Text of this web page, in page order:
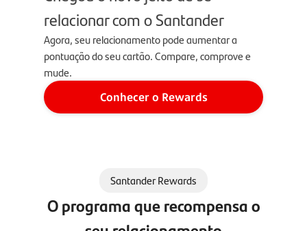
relacionar com o Santander
Agora, seu relacionamento pode aumentar a
pontuação do seu cartão. Compare, comprove e
mude.
Conhecer o Rewards
Santander Rewards
O programa que recompensa o